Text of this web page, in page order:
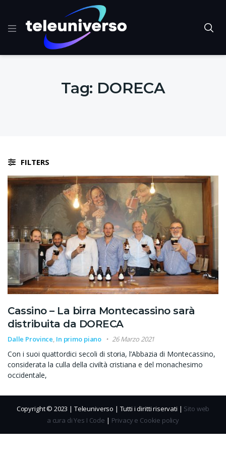
Tag: DORECA
FILTERS
Cassino – La birra Montecassino sarà
distribuita da DORECA
Dalle Province, In primo piano 26 Marzo 2021
Con i suoi quattordici secoli di storia, l’Abbazia di Montecassino,
considerata la culla della civiltà cristiana e del monachesimo
occidentale,
Copyright © 2023 | Teleuniverso | Tutti i diritti riservati | Sito web
a cura di Yes I Code | Privacy e Cookie policy